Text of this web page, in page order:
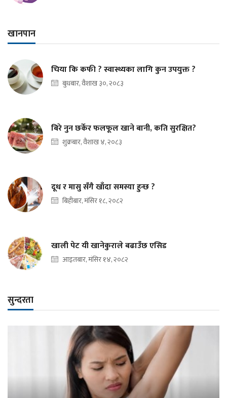
खानपान
चिया कि कफी ? स्वास्थ्यका लागि कुन उपयुक्त ?
बुधबार, वैशाख ३०, २०८३
बिरे नुन छर्केर फलफूल खाने बानी, कति सुरक्षित?
शुक्रबार, वैशाख ४, २०८३
दूध र मासु सँगै खाँदा समस्या हुन्छ ?
बिहीबार, मंसिर १८, २०८२
खाली पेट यी खानेकुराले बढाउँछ एसिड
आइतबार, मंसिर १४, २०८२
सुन्दरता